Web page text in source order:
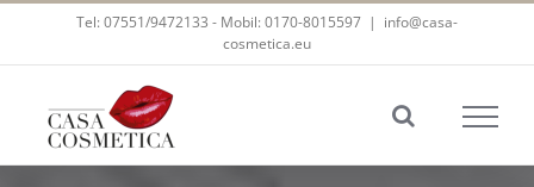
Tel: 07551/9472133 - Mobil: 0170-8015597 | info@casa-
cosmetica.eu